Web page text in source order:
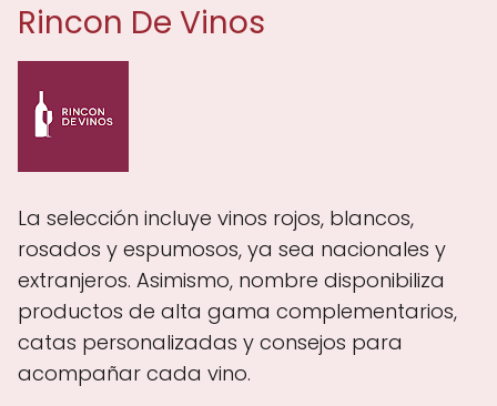
Rincon De Vinos
La selección incluye vinos rojos, blancos,
rosados y espumosos, ya sea nacionales y
extranjeros. Asimismo, nombre disponibiliza
productos de alta gama complementarios,
catas personalizadas y consejos para
acompañar cada vino.